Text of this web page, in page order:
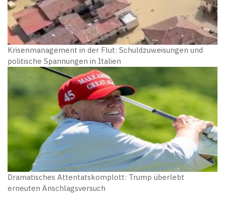
Krisenmanagement in der Flut: Schuldzuweisungen und
politische Spannungen in Italien
Dramatisches Attentatskomplott: Trump überlebt
erneuten Anschlagsversuch